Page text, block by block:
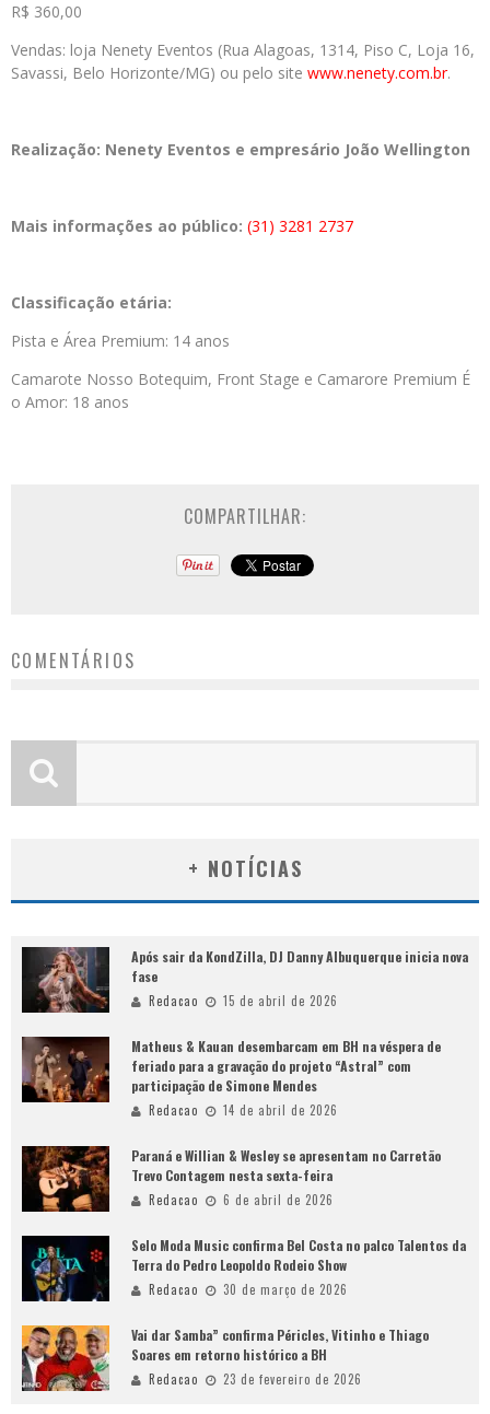
R$ 360,00
Vendas: loja Nenety Eventos (Rua Alagoas, 1314, Piso C, Loja 16,
Savassi, Belo Horizonte/MG) ou pelo site www.nenety.com.br.
Realização: Nenety Eventos e empresário João Wellington
Mais informações ao público: (31) 3281 2737
Classificação etária:
Pista e Área Premium: 14 anos
Camarote Nosso Botequim, Front Stage e Camarore Premium É
o Amor: 18 anos
COMPARTILHAR:
COMENTÁRIOS
+ NOTÍCIAS
Após sair da KondZilla, DJ Danny Albuquerque inicia nova
fase
Redacao 15 de abril de 2026
Matheus & Kauan desembarcam em BH na véspera de
feriado para a gravação do projeto “Astral” com
participação de Simone Mendes
Redacao 14 de abril de 2026
Paraná e Willian & Wesley se apresentam no Carretão
Trevo Contagem nesta sexta-feira
Redacao 6 de abril de 2026
Selo Moda Music confirma Bel Costa no palco Talentos da
Terra do Pedro Leopoldo Rodeio Show
Redacao 30 de março de 2026
Vai dar Samba” confirma Péricles, Vitinho e Thiago
Soares em retorno histórico a BH
Redacao 23 de fevereiro de 2026